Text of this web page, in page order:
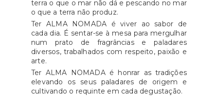
terra o que o mar não dá e pescando no mar
o que a terra não produz.
Ter ALMA NOMADA é viver ao sabor de
cada dia. É sentar-se à mesa para mergulhar
num prato de fragrâncias e paladares
diversos, trabalhados com respeito, paixão e
arte.
Ter ALMA NOMADA é honrar as tradições
elevando os seus paladares de origem e
cultivando o requinte em cada degustação.